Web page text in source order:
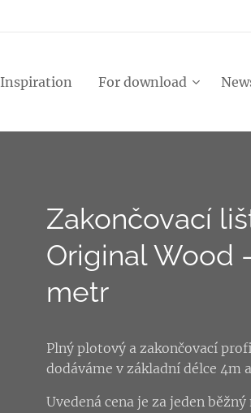
Inspiration For download
Zakončovací
Original Wood
metr
Plný plotový a zakončovací
dodáváme v základní délce 4m
Uvedená cena je za jeden